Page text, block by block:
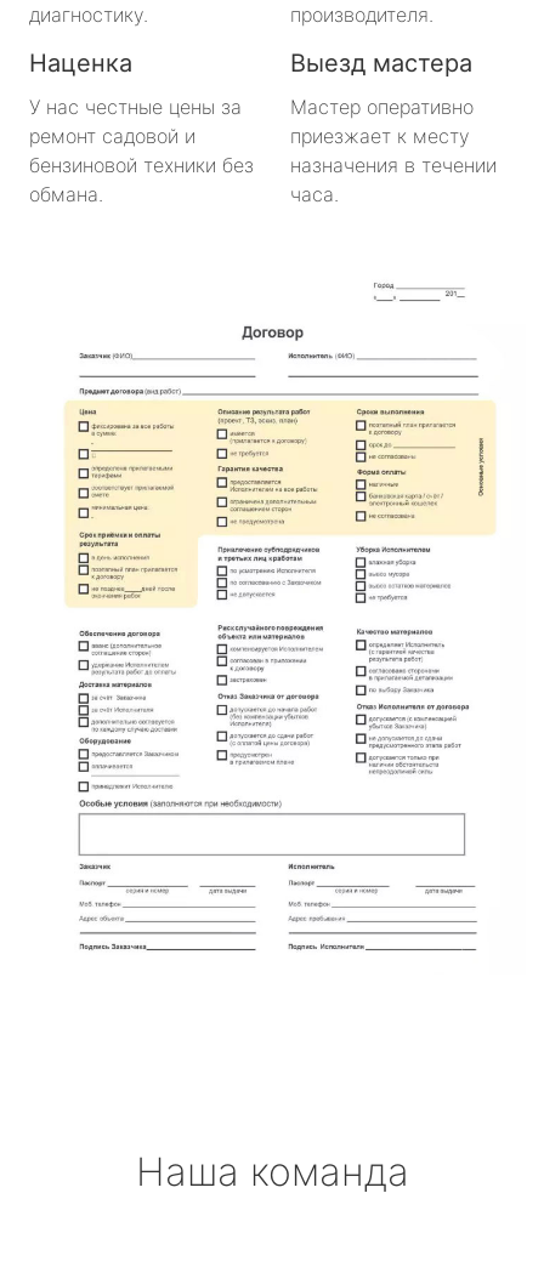
Вырица
Дружная Горка
имени Морозова
имени Свердлова
Красный Бор
Кузнечное
Кузьмоловский
Лебяжье
Лесогорский
Мга
Назия
Никольский
диагностику.
производителя.
Наценка
У нас честные цены за
ремонт садовой и
бензиновой техники без
обмана.
Выезд мастера
Мастер оперативно
приезжает к месту
назначения в течении
часа.
Наша команда